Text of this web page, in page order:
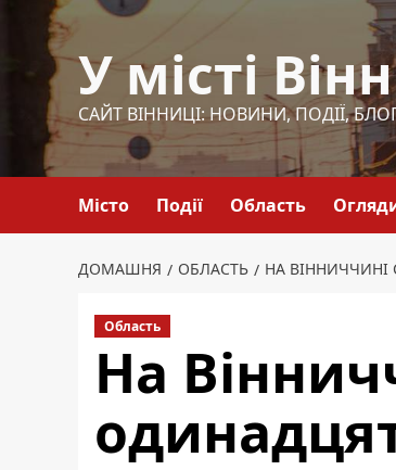
Перейти
У місті
САЙТ ВІННИЦІ: НОВИНИ, ПОДІЇ,
Місто Події Область
ДОМАШНЯ ОБЛАСТЬ НА
Область
На